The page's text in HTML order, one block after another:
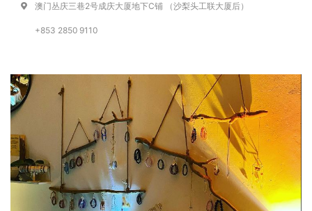
澳门丛庆三巷2号成庆大厦地下C铺 （沙梨头工联大厦后）
+853 2850 9110